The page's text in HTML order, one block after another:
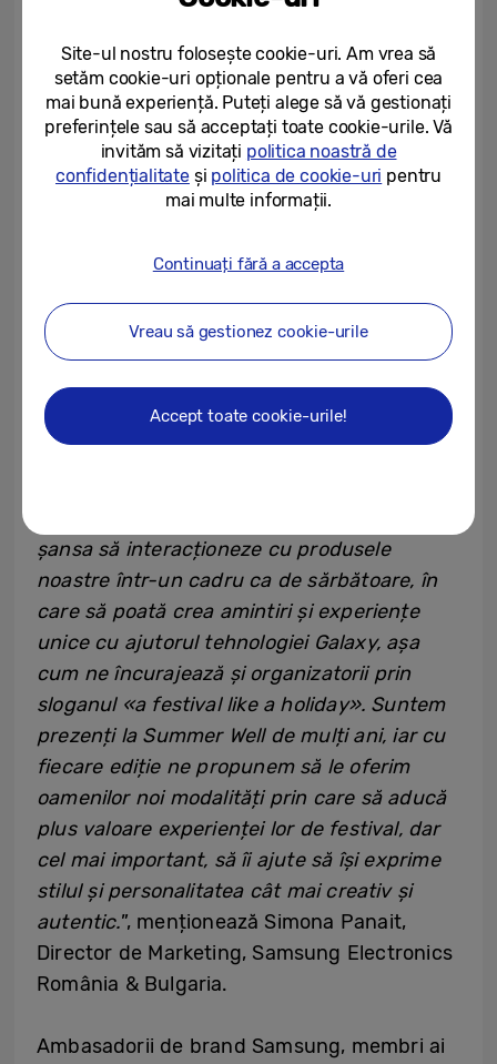
Flex al noului Galaxy Z Flip 5 pentru a obține
selfie-uri inedite din cele mai creative
unghiuri.
O alta experiență interactivă este dedicată
pasionaților de gaming. Participanții la
nemaipomenite cu cele mai populare jocuri
mobile ale momentului, direct pe Galaxy Z
Fold5.
Ne bucurăm să aducem și anul acesta
tehnologia în mijlocul atmosferei
șansa să interacționeze cu produsele
noastre într-un cadru ca de sărbătoare, în
care să poată crea amintiri și experiențe
unice cu ajutorul tehnologiei Galaxy, așa
cum ne încurajează și organizatorii prin
sloganul «a festival like a holiday». Suntem
prezenți la Summer Well de mulți ani, iar cu
fiecare ediție ne propunem să le oferim
oamenilor noi modalități prin care să aducă
plus valoare experienței lor de festival, dar
cel mai important, să îi ajute să își exprime
stilul și personalitatea cât mai creativ și
autentic.”, menționează Simona Panait,
Director de Marketing, Samsung Electronics
România & Bulgaria.
Ambasadorii de brand Samsung, membri ai
Site-ul nostru folosește cookie-uri. Am vrea să
setăm cookie-uri opționale pentru a vă oferi cea
mai bună experiență. Puteți alege să vă gestionați
preferințele sau să acceptați toate cookie-urile. Vă
invităm să vizitați politica noastră de
confidențialitateși politica de cookie-uri pentru
mai multe informații.
Continuați fără a accepta
Vreau să gestionez cookie-urile
Accept toate cookie-urile!